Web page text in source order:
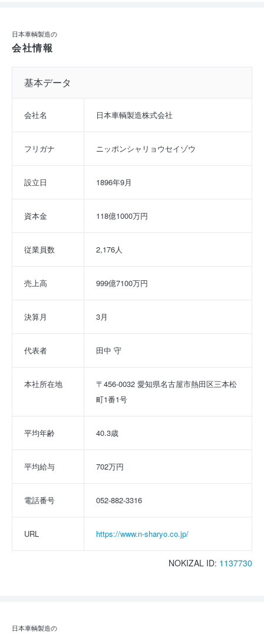
日本車輌製造の
会社情報
基本データ
会社名 日本車輌製造株式会社
フリガナ ニッポンシャリョウセイゾウ
設立日 1896年9月
資本金 118億1000万円
従業員数 2,176人
売上高 999億7100万円
決算月 3月
代表者 田中 守
本社所在地
〒456-0032 愛知県名古屋市熱田区三本松
町1番1号
平均年齢 40.3歳
平均給与 702万円
電話番号 052-882-3316
URL https://www.n-sharyo.co.jp/
NOKIZAL ID: 1137730
日本車輌製造の